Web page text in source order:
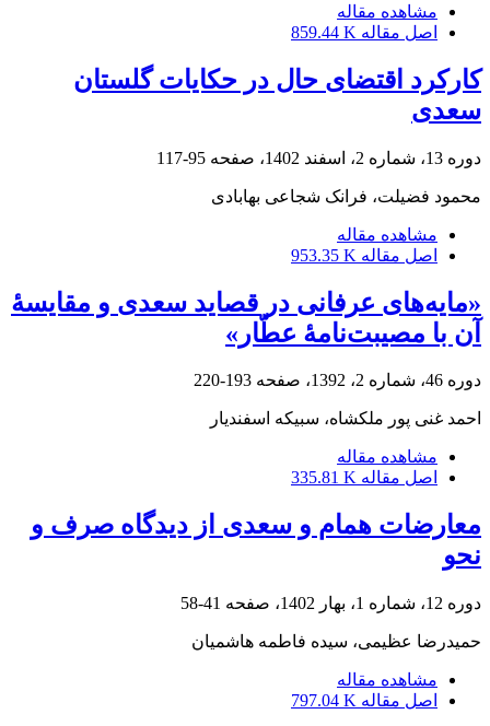
مشاهده مقاله
اصل مقاله 859.44 K
کارکرد اقتضای حال در حکایات گلستان
سعدی
دوره 13، شماره 2، اسفند 1402، صفحه 95-117
محمود فضیلت، فرانک شجاعی بهابادی
مشاهده مقاله
اصل مقاله 953.35 K
«مایه‌های عرفانی در قصاید سعدی و مقایسۀ
آن با مصیبت‌نامۀ عطّار»
دوره 46، شماره 2، 1392، صفحه 193-220
احمد غنی پور ملکشاه، سبیکه اسفندیار
مشاهده مقاله
اصل مقاله 335.81 K
معارضات همام و سعدی از دیدگاه صرف و
نحو
دوره 12، شماره 1، بهار 1402، صفحه 41-58
حمیدرضا عظیمی، سیده فاطمه هاشمیان
مشاهده مقاله
اصل مقاله 797.04 K